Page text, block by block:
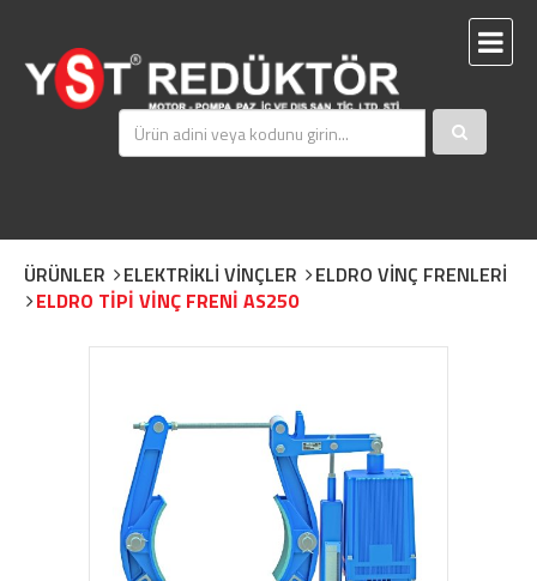
ÜRÜNLER ELEKTRİKLİ VİNÇLER
ELDRO VİNÇ FRENLERİ
ELDRO TİPİ VİNÇ FRENİ AS250